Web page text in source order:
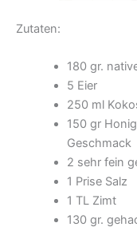
Zutaten:
180 gr.
5 Eier
250 ml
150 gr
Geschmack
2 sehr fein
1 Prise Salz
1 TL Zimt
130 gr.